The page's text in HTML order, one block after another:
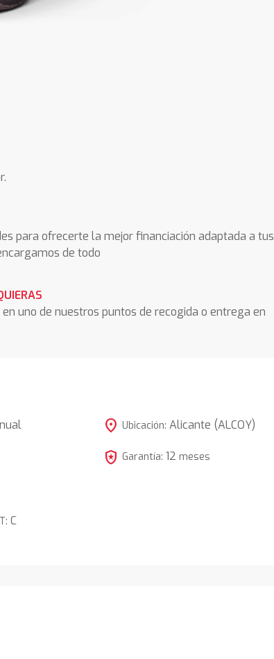
para ofrecerte la mejor financiación adaptada a tus
de todo
uno de nuestros puntos de recogida o entrega en
C
location_on Ubicación: Alicante (ALCOY)
local_police Garantía: 12 meses